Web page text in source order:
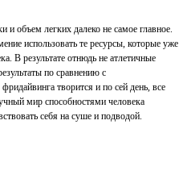
и объем легких далеко не самое главное.
использовать те ресурсы, которые уже
В результате отнюдь не атлетичные
по сравнению с
творится и по сей день, все
мир способностями человека
себя на суше и подводой.